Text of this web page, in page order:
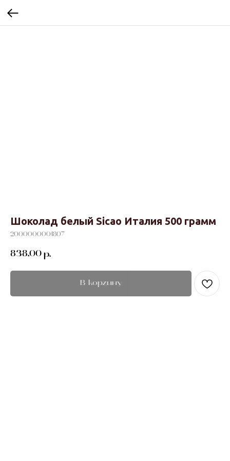
Шоколад белый Sicao Италия 500 грамм
2000000001807
838,00 р.
В корзину